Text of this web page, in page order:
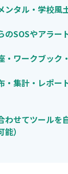
ンタル・学校風
のSOSやアラー
・ワークブック
・集計・レポー
わせてツールを
）